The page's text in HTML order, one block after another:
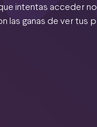
intentas acceder
las ganas de ver tus